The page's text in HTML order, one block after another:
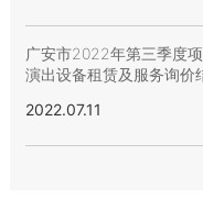
广安市2022年第三季度
演出设备租赁及服务询价
2022.07.11